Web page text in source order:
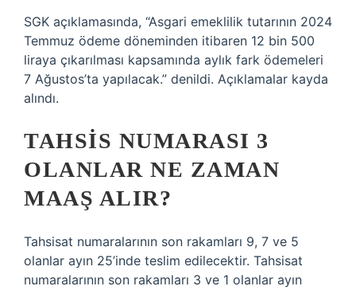
SGK açıklamasında, “Asgari emeklilik tutarının 2024
Temmuz ödeme döneminden itibaren 12 bin 500
liraya çıkarılması kapsamında aylık fark ödemeleri
7 Ağustos’ta yapılacak.” denildi. Açıklamalar kayda
alındı.
TAHSIS NUMARASI 3
OLANLAR NE ZAMAN
MAAŞ ALIR?
Tahsisat numaralarının son rakamları 9, 7 ve 5
olanlar ayın 25’inde teslim edilecektir. Tahsisat
numaralarının son rakamları 3 ve 1 olanlar ayın